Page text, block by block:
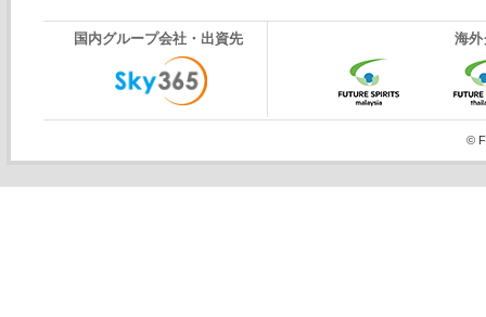
国内グループ会社・出資先 海外
©